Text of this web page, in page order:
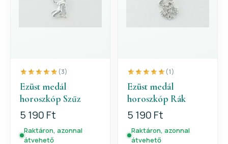
(3)
Ezüst medál
horoszkóp Szűz
5 190 Ft
Raktáron, azonnal
átvehető
(1)
Ezüst medál
horoszkóp Rák
5 190 Ft
Raktáron, azonnal
átvehető